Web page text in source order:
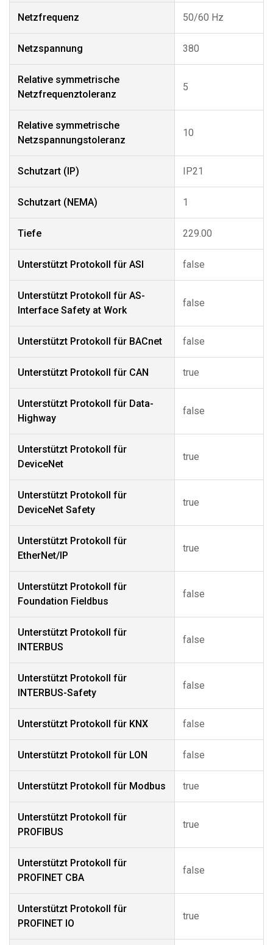
Netzfrequenz 50/60 Hz
Netzspannung 380
Relative symmetrische
Netzfrequenztoleranz
5
Relative symmetrische
Netzspannungstoleranz
10
Schutzart (IP) IP21
Schutzart (NEMA) 1
Tiefe 229.00
Unterstützt Protokoll für ASI false
Unterstützt Protokoll für AS-
Interface Safety at Work
false
Unterstützt Protokoll für BACnet false
Unterstützt Protokoll für CAN true
Unterstützt Protokoll für Data-
Highway
false
Unterstützt Protokoll für
DeviceNet
true
Unterstützt Protokoll für
DeviceNet Safety
true
Unterstützt Protokoll für
EtherNet/IP
true
Unterstützt Protokoll für
Foundation Fieldbus
false
Unterstützt Protokoll für
INTERBUS
false
Unterstützt Protokoll für
INTERBUS-Safety
false
Unterstützt Protokoll für KNX false
Unterstützt Protokoll für LON false
Unterstützt Protokoll für Modbus true
Unterstützt Protokoll für
PROFIBUS
true
Unterstützt Protokoll für
PROFINET CBA
false
Unterstützt Protokoll für
PROFINET IO
true